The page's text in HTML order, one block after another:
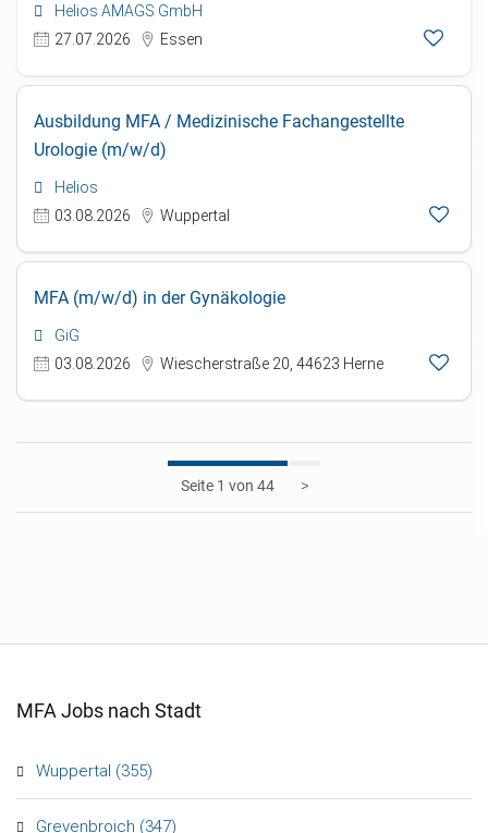
Helios AMAGS GmbH
27.07.2026
Essen
Ausbildung MFA / Medizinische Fachangestellte
Urologie (m/w/d)
Helios
03.08.2026
Wuppertal
MFA (m/w/d) in der Gynäkologie
GiG
03.08.2026
Wiescherstraße 20, 44623 Herne
1 >
MFA Jobs nach Stadt
Wuppertal (355)
Grevenbroich (347)